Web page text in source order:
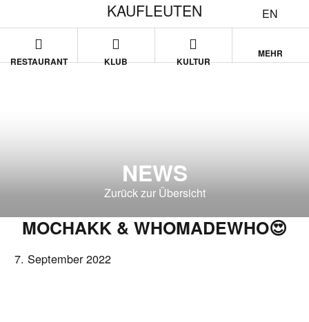
EN
KAUFLEUTEN
RESTAURANT KLUB KULTUR
MEHR
NEWS
Zurück zur Übersicht
MOCHAKK & WHOMADEWHO😍
7. September 2022